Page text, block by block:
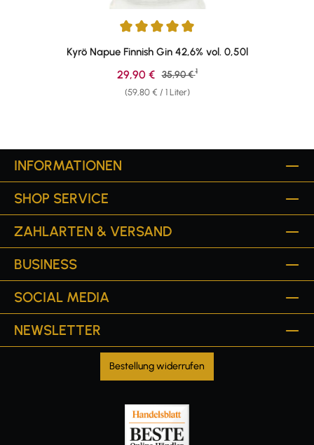
Durchschnittliche Bewertung von 5 von 5 Sternen
Kyrö Napue Finnish Gin 42,6% vol. 0,50l
(59,80 € / 1 Liter)
Verkaufspreis:
29,90 € Regulärer Preis:
35,90 € 1
INFORMATIONEN
SHOP SERVICE
ZAHLARTEN & VERSAND
BUSINESS
SOCIAL MEDIA
NEWSLETTER
Bestellung widerrufen